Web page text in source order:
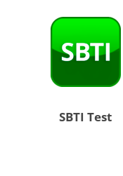
SBTI Test